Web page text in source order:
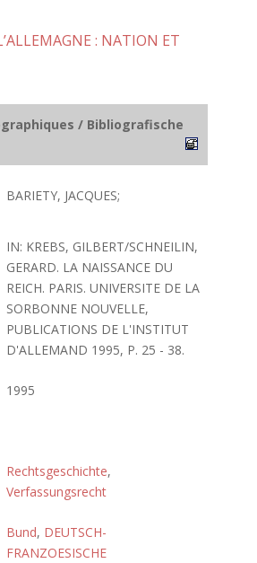
: NATION ET
/ Bibliografische
BARIETY, JACQUES;
IN: KREBS, GILBERT/SCHNEILIN,
GERARD. LA NAISSANCE DU
REICH. PARIS. UNIVERSITE DE LA
SORBONNE NOUVELLE,
PUBLICATIONS DE L'INSTITUT
D'ALLEMAND 1995, P. 25 - 38.
1995
Rechtsgeschichte,
Verfassungsrecht
Bund, DEUTSCH-
FRANZOESISCHE